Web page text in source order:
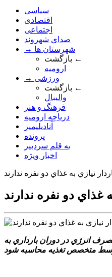
سیاسی
اقتصادی
اجتماعی
صدای شهروند
→ شهرستان ها
بازگشت ←
ارومیه
→ ورزشی
بازگشت ←
والیبال
فرهنگ و هنر
دریاچه ارومیه
آنادیلیمیز
پرونده
به قلم سردبیر
اخبار ویژه
نيازي به غذاي دو نفره ندارند
غذاي دو نفره ندارند
انرژي در دوران بارداري به